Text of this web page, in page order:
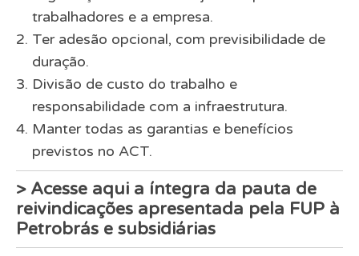
trabalhadores e a empresa.
Ter adesão opcional, com previsibilidade de
duração.
Divisão de custo do trabalho e
responsabilidade com a infraestrutura.
Manter todas as garantias e benefícios
previstos no ACT.
> Acesse aqui a íntegra da pauta de
reivindicações apresentada pela FUP à
Petrobrás e subsidiárias